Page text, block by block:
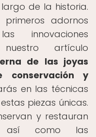
de la historia.
primeros adornos
innovaciones
artículo
de las joyas
conservación y
en las técnicas
piezas únicas.
y restauran
así como las